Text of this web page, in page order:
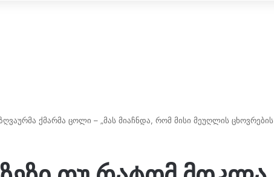
ქმარმა ცოლი – „მას მიაჩნდა, რომ მისი მეუღლის ცხოვრების